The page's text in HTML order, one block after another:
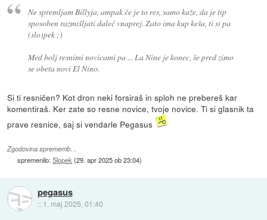
Ne spremljam Billyja, ampak če je to res, samo kaže, da je tip
sposoben razmišljati daleč vnaprej. Zato ima kup keša, ti si pa
(slo)pek ;)
Med bolj resnimi novicami pa ... La Nine je konec, še pred zimo
se obeta novi El Nino.
Si ti resničen? Kot dron neki forsiraš in sploh ne prebereš kar
komentiraš. Ker zate so resne novice, tvoje novice. Ti si glasnik ta
prave resnice, saj si vendarle Pegasus
Zgodovina sprememb…
spremenilo:Slopek (29. apr 2025 ob 23:04)
pegasus
:: 1. maj 2025, 01:40